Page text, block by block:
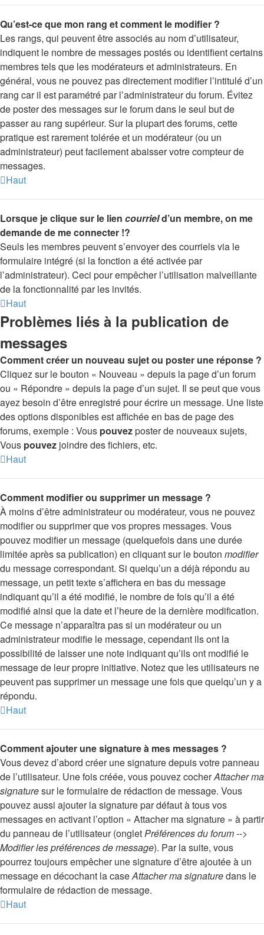
Qu’est-ce que mon rang et comment le modifier ?
Les rangs, qui peuvent être associés au nom d’utilisateur,
indiquent le nombre de messages postés ou identifient certains
membres tels que les modérateurs et administrateurs. En
général, vous ne pouvez pas directement modifier l’intitulé d’un
rang car il est paramétré par l’administrateur du forum. Évitez
de poster des messages sur le forum dans le seul but de
passer au rang supérieur. Sur la plupart des forums, cette
pratique est rarement tolérée et un modérateur (ou un
administrateur) peut facilement abaisser votre compteur de
messages.
Haut
Lorsque je clique sur le lien courrield’un membre, on me
demande de me connecter !?
Seuls les membres peuvent s’envoyer des courriels via le
formulaire intégré (si la fonction a été activée par
l’administrateur). Ceci pour empêcher l’utilisation malveillante
de la fonctionnalité par les invités.
Haut
Problèmes liés à la publication de
messages
Comment créer un nouveau sujet ou poster une réponse ?
Cliquez sur le bouton « Nouveau » depuis la page d’un forum
ou « Répondre » depuis la page d’un sujet. Il se peut que vous
ayez besoin d’être enregistré pour écrire un message. Une liste
des options disponibles est affichée en bas de page des
forums, exemple : Vous pouvezposter de nouveaux sujets,
Vous pouvez joindre des fichiers, etc.
Haut
Comment modifier ou supprimer un message ?
À moins d’être administrateur ou modérateur, vous ne pouvez
modifier ou supprimer que vos propres messages. Vous
pouvez modifier un message (quelquefois dans une durée
limitée après sa publication) en cliquant sur le bouton modifier
du message correspondant. Si quelqu’un a déjà répondu au
message, un petit texte s’affichera en bas du message
indiquant qu’il a été modifié, le nombre de fois qu’il a été
modifié ainsi que la date et l’heure de la dernière modification.
Ce message n’apparaîtra pas si un modérateur ou un
administrateur modifie le message, cependant ils ont la
possibilité de laisser une note indiquant qu’ils ont modifié le
message de leur propre initiative. Notez que les utilisateurs ne
peuvent pas supprimer un message une fois que quelqu’un y a
répondu.
Haut
Comment ajouter une signature à mes messages ?
Vous devez d’abord créer une signature depuis votre panneau
de l’utilisateur. Une fois créée, vous pouvez cocherAttacher ma
signaturesur le formulaire de rédaction de message. Vous
pouvez aussi ajouter la signature par défaut à tous vos
messages en activant l’option « Attacher ma signature » à partir
du panneau de l’utilisateur (ongletPréférences du forum -->
Modifier les préférences de message). Par la suite, vous
pourrez toujours empêcher une signature d’être ajoutée à un
message en décochant la caseAttacher ma signaturedans le
formulaire de rédaction de message.
Haut